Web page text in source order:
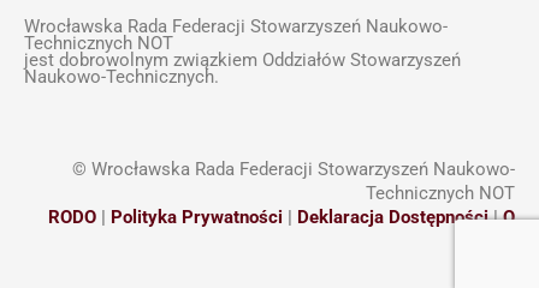
Wrocławska Rada Federacji Stowarzyszeń Naukowo-
Technicznych NOT
jest dobrowolnym związkiem Oddziałów Stowarzyszeń
Naukowo-Technicznych.
© Wrocławska Rada Federacji Stowarzyszeń Naukowo-
Technicznych NOT
RODO | Polityka Prywatności | Deklaracja Dostępności|O